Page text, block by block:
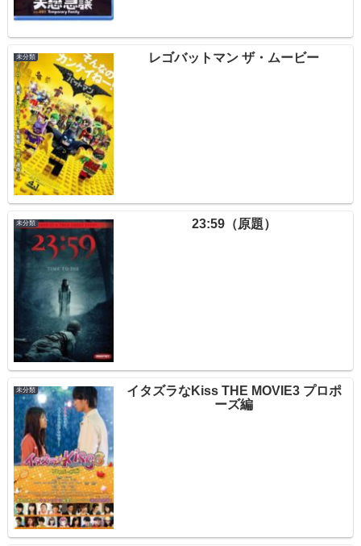
未分類 レゴバットマン ザ・ムービー
未分類 23:59（原題）
未分類
イタズラなKiss THE MOVIE3 プロポ
ーズ編